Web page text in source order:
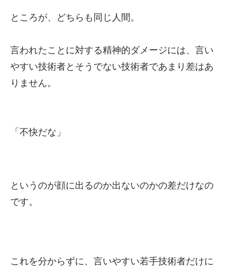
ところが、どちらも同じ人間。
言われたことに対する精神的ダメージには、言い
やすい技術者とそうでない技術者であまり差はあ
りません。
「不快だな」
というのが顔に出るのか出ないのかの差だけなの
です。
これを分からずに、言いやすい若手技術者だけに